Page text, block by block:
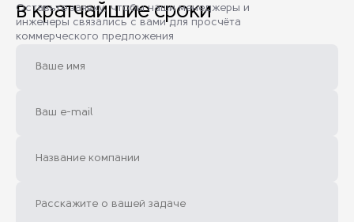
в кратчайшие сроки
Оставьте заявку, чтобы наши менеджеры и
инженеры связались с вами для просчёта
коммерческого предложения